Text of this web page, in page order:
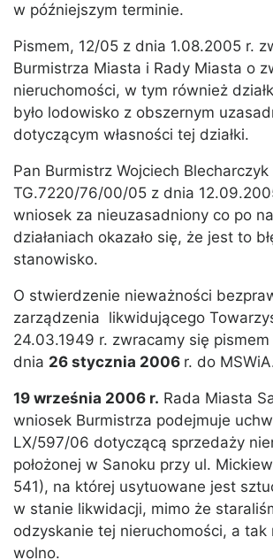
w późniejszym terminie.
Pismem, 12/05 z dnia 1.08.2005 r.
Burmistrza Miasta i Rady Miasta o
nieruchomości, w tym również
było lodowisko z obszernym
dotyczącym własności tej działki.
Pan Burmistrz Wojciech
TG.7220/76/00/05 z dnia
wniosek za nieuzasadniony co po
działaniach okazało się, że jest to
stanowisko.
O stwierdzenie nieważności
zarządzenia likwidującego
24.03.1949 r. zwracamy się pismem
dnia 26 stycznia 2006 r. do
19 września 2006 r. Rada Miasta
wniosek Burmistrza podejmuje
LX/597/06 dotyczącą sprzedaży
położonej w Sanoku przy ul.
541), na której usytuowane jest
w stanie likwidacji, mimo że
odzyskanie tej nieruchomości, a tak
wolno.